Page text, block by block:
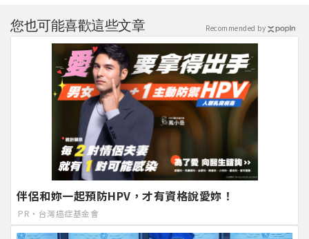
您也可能喜歡這些文章
伴侶和妳一起預防HPV，才有資格說愛妳！
PR・台灣癌症基金會
Recommended by